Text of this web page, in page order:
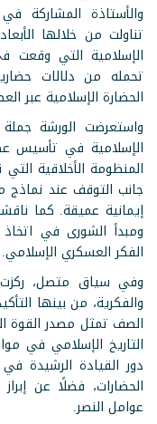
والأستاذة المشاركة
تناولت من خلالها
الإسلامية التي
تحمله من دلالات
الحضارة الإسلامية عبر
واستعرضت الورشة جملة
الإسلامية في تأسيس
المنظومة الأخلاقية
جانب التوقف عند
إيمانية عميقة. كما
ومبدأ الشورى في
الفكر العسكري الإسلامي.
وفي سياق متصل، ركزت
والفكرية، من بينها
الصف تمثل مصدر القوة
التاريخ الإسلامي في
دور القيادة الرشيدة
الحضارات، فضلًا عن
عوامل النصر.